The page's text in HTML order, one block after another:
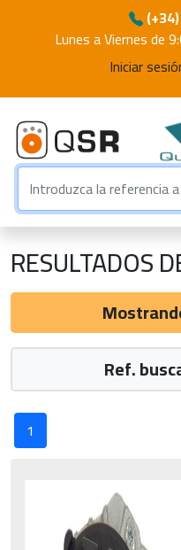
Lunes a Viernes de
Iniciar
RESULTADOS
Ref.
1